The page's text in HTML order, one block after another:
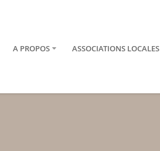
A PROPOS ASSOCIATIONS LOCALES